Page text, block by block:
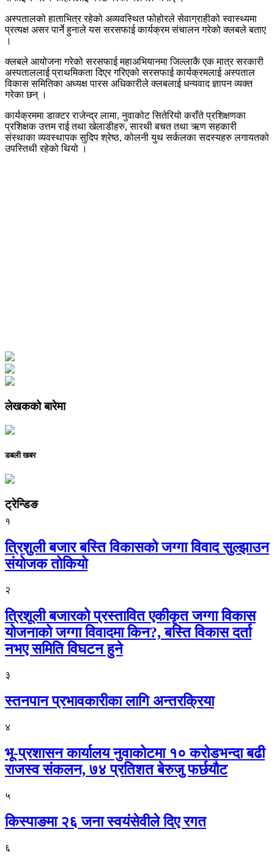
अस्पतालको हाताभित्र रहेको अव्यवस्थित फोहोरले सेवाग्राहीको स्वास्थ्यमा
प्रत्यक्ष असर पार्ने हुनाले यस सरसफाई कार्यक्रम संचालन गरेको क्लबले बताए
।
क्लबले आयोजना गरेको सरसफाई महाअभियानमा जिल्लाकै एक मात्र सरकारी
अस्पताललाई प्राथमिकता दिएर गरिएको सरसफाई कार्यक्रमलाई अस्पताल
विकास समितिका अध्यक्ष पारस अधिकारीले क्लबलाई धन्यवाद ज्ञापन व्यक्त
गरेका छन् ।
कार्यक्रममा डाक्टर राजेन्द्र लामा, नुवाकोट सितेरियो कराँते प्रशिक्षणका
प्रशिक्षक उत्तम राई तथा खेलाडीहरु, सारथी बचत तथा ऋण सहकारी
संस्थाका व्यवस्थापक सुदिप श्रेष्ठ, कोलनी युथ सर्कलका सदस्यहरु लगायतको
उपस्तिथी रहेको थियो ।
लेखकको बारेमा
डबली खबर
ट्रेन्डिङ
१
त्रिशुली बजार बस्ति विकासको जग्गा विवाद सुल्झाउन
संयोजक तोकियो
२
त्रिशूली बजारको प्रस्तावित एकीकृत जग्गा विकास
योजनाको जग्गा विवादमा किन?, बस्ति विकास दर्ता
नभए समिति विघटन हुने
३
स्तनपान प्रभावकारीका लागि अन्तरक्रिया
४
भू-प्रशासन कार्यालय नुवाकोटमा १० करोडभन्दा बढी
राजस्व संकलन, ७४ प्रतिशत बेरुजु फर्छयौट
५
किस्पाङमा २६ जना स्वयंसेवीले दिए रगत
६